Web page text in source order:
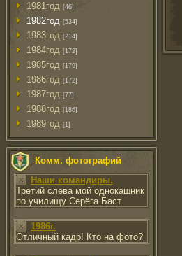
1981год [46]
1982год [534]
1983год [214]
1984год [172]
1985год [179]
1986год [172]
1987год [77]
1988год [186]
1989год [1]
Комм. фотографий
Наши командиры.
Третий слева мой однокашник
по училищу Серёга Баст
1986г.
Отличный кадр! Кто на фото?